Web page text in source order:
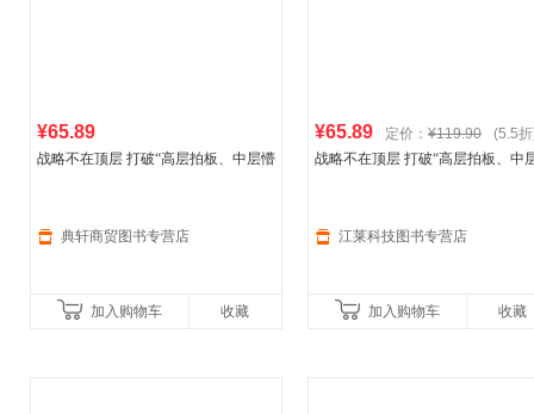
¥65.89
战略不在顶层 打破“高层拍板、中层懵
战略 管理书籍
典轩商贸图书专营店
加入购物车 收藏
¥65.89 定价： ¥119.90
(5.5
战略不在顶层 打破“高层拍板、中
战略 管理书籍【
江莱科技图书专营店
加入购物车 收藏